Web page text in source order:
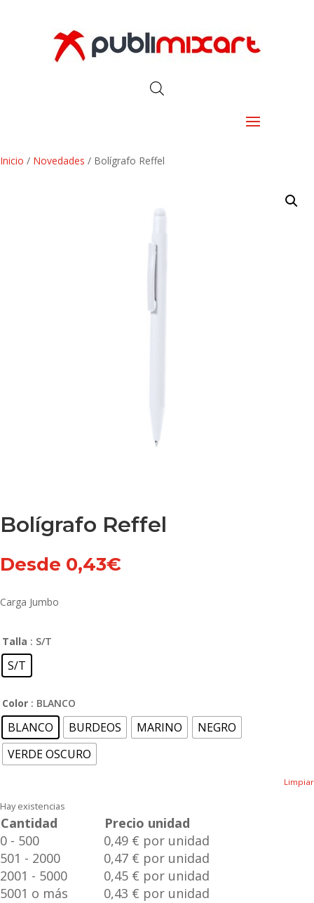
Inicio / Novedades / Bolígrafo Reffel
Bolígrafo Reffel
Desde 0,43€
Carga Jumbo
Talla : S/T
S/T
Color : BLANCO
BLANCO BURDEOS MARINO
NEGRO
VERDE OSCURO
Limpiar
Hay existencias
Cantidad
Precio unidad
0 - 500
0,49 € por unidad
501 - 2000
0,47 € por unidad
2001 - 5000
0,45 € por unidad
5001 o más
0,43 € por unidad